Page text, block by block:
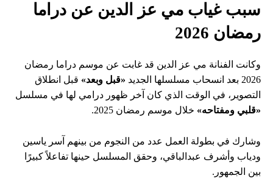
سبب غياب مي عز الدين عن دراما
رمضان 2026
وكانت الفنانة مي عز الدين قد غابت عن موسم دراما رمضان
2026 بعد انسحاب مسلسلها الجديد
«قبل وبعد» قبل انطلاق
التصوير، في الوقت الذي كان آخر ظهور درامي لها في مسلسل
«قلبي ومفتاحه» خلال موسم رمضان 2025.
وشارك في بطولة العمل عدد من النجوم من بينهم آسر ياسين
ودياب وأشرف عبدالباقي، وحقق المسلسل حينها تفاعلاً كبيرًا
بين الجمهور.